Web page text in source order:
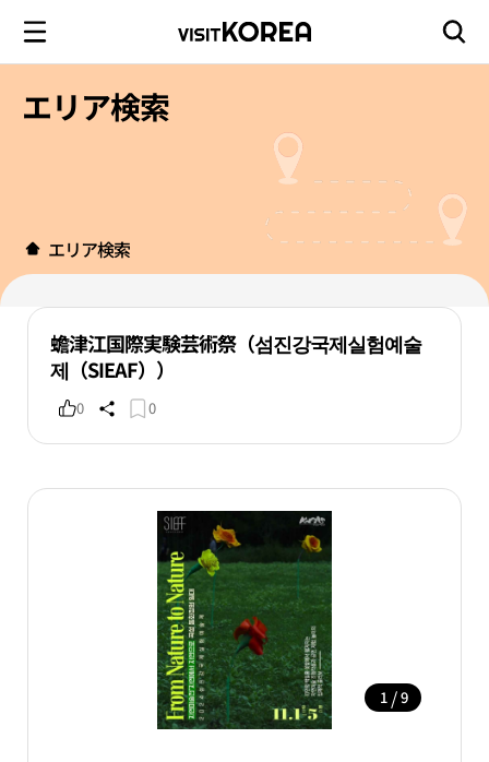
エリア検索
エリア検索
蟾津江国際実験芸術祭（섬진강국제실험예술
제（SIEAF））
0 0
1 / 9